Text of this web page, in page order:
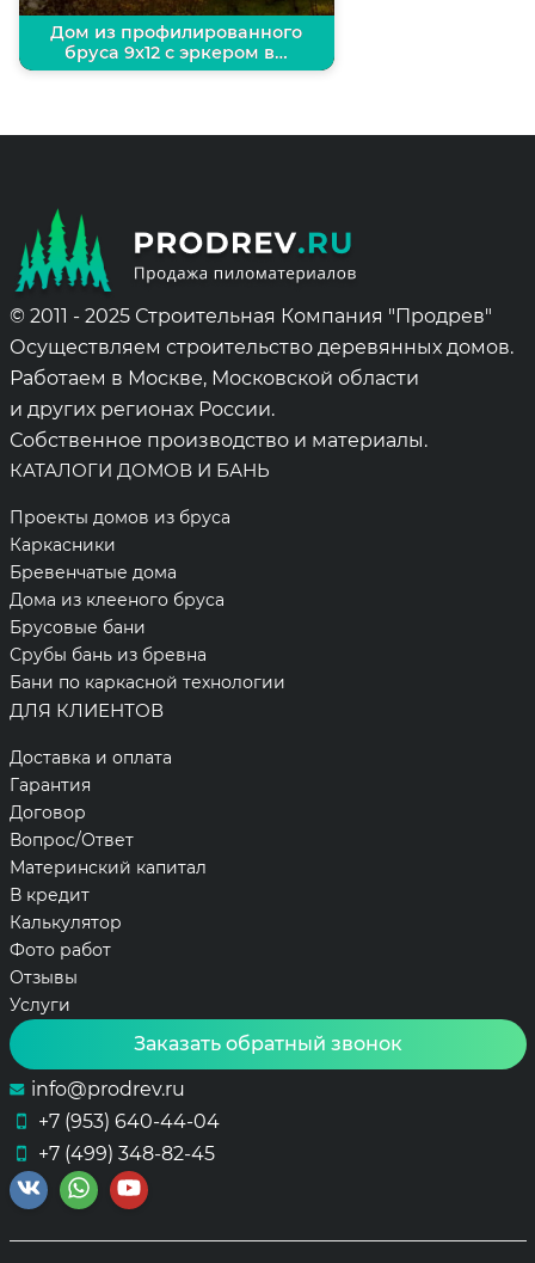
Дом из профилированного
бруса 9х12 с эркером в…
© 2011 - 2025 Строительная Компания "Продрев"
Осуществляем строительство деревянных домов.
Работаем в Москве, Московской области
и других регионах России.
Собственное производство и материалы.
КАТАЛОГИ ДОМОВ И БАНЬ
Проекты домов из бруса
Каркасники
Бревенчатые дома
Дома из клееного бруса
Брусовые бани
Срубы бань из бревна
Бани по каркасной технологии
ДЛЯ КЛИЕНТОВ
Доставка и оплата
Гарантия
Договор
Вопрос/Ответ
Материнский капитал
В кредит
Калькулятор
Фото работ
Отзывы
Услуги
Заказать обратный звонок
info@prodrev.ru
+7 (953) 640-44-04
+7 (499) 348-82-45